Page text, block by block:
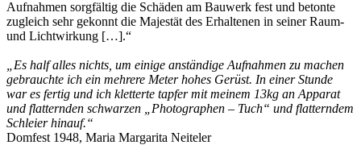
Aufnahmen sorgfältig die Schäden am Bauwerk fest und betonte
zugleich sehr gekonnt die Majestät des Erhaltenen in seiner Raum-
und Lichtwirkung […].“
„Es half alles nichts, um einige anständige Aufnahmen zu machen
gebrauchte ich ein mehrere Meter hohes Gerüst. In einer Stunde
war es fertig und ich kletterte tapfer mit meinem 13kg an Apparat
und flatternden schwarzen „Photographen – Tuch“ und flatterndem
Schleier hinauf.“
Domfest 1948, Maria Margarita Neiteler